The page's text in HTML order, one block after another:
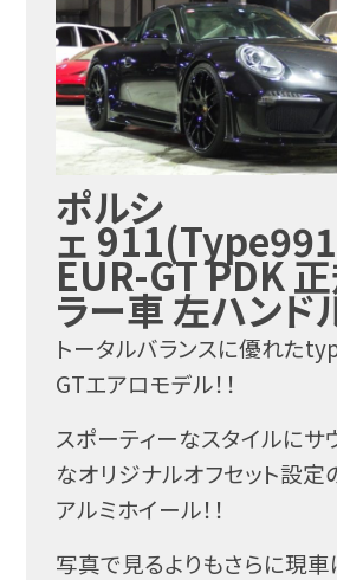
ポルシ
ェ
EUR-GT PDK 正
ラー車 左ハンド
トータルバランスに優れた
GTエアロモデル！！
スポーティーなスタイルにサ
なオリジナルオフセット設定
アルミホイール！！
写真で見るよりもさらに現車